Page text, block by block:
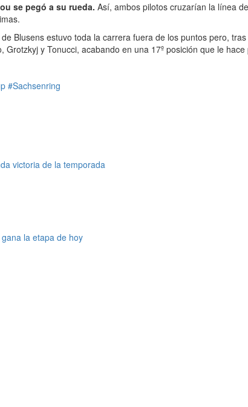
se pegó a su rueda. Así, ambos pilotos cruzarían la línea
de Blusens estuvo toda la carrera fuera de los puntos pero,
y Tonucci, acabando en una 17º posición que le
#Sachsenring
victoria de la temporada
la etapa de hoy